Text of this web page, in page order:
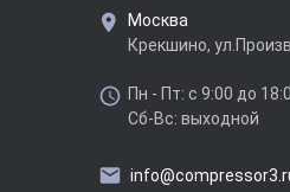
Москва
Крекшино,
Пн - Пт: с 9:00 до
Сб-Вс: выходной